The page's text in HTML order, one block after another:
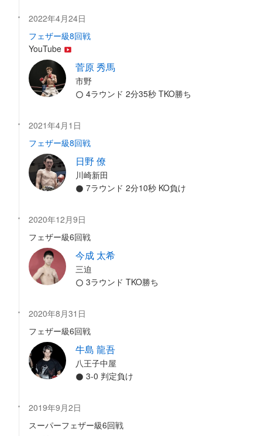
2022年4月24日
フェザー級8回戦
YouTube
菅原 秀馬
市野
4ラウンド 2分35秒 TKO勝ち
2021年4月1日
フェザー級8回戦
日野 僚
川崎新田
7ラウンド 2分10秒 KO負け
2020年12月9日
フェザー級6回戦
今成 太希
三迫
3ラウンド TKO勝ち
2020年8月31日
フェザー級6回戦
牛島 龍吾
八王子中屋
3-0 判定負け
2019年9月2日
スーパーフェザー級6回戦